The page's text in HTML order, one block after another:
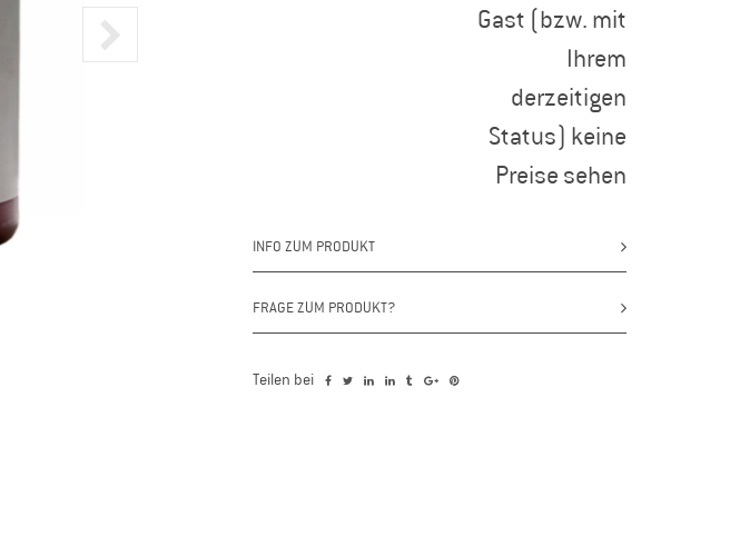
Gast (bzw. mit
Ihrem
derzeitigen
Status) keine
Preise sehen
INFO ZUM PRODUKT
FRAGE ZUM PRODUKT?
Teilen bei